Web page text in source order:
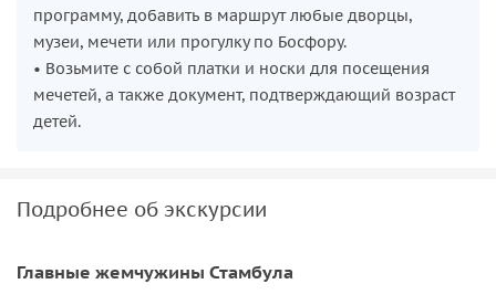
программу, добавить в маршрут любые дворцы,
музеи, мечети или прогулку по Босфору.
• Возьмите с собой платки и носки для посещения
мечетей, а также документ, подтверждающий возраст
детей.
Подробнее об экскурсии
Главные жемчужины Стамбула